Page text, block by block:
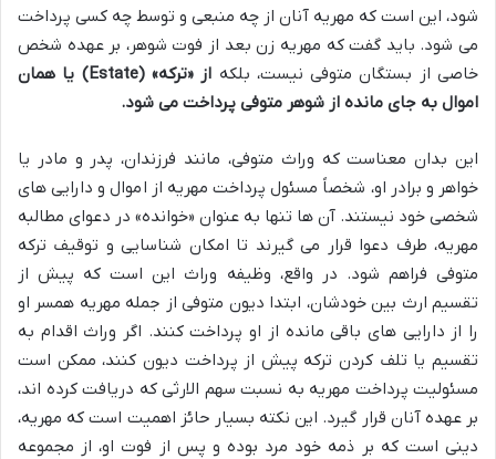
شود، این است که مهریه آنان از چه منبعی و توسط چه کسی پرداخت
می شود. باید گفت که مهریه زن بعد از فوت شوهر، بر عهده شخص
خاصی از بستگان متوفی نیست، بلکه
از «ترکه» (Estate) یا همان
اموال به جای مانده از شوهر متوفی پرداخت می شود.
این بدان معناست که وراث متوفی، مانند فرزندان، پدر و مادر یا
خواهر و برادر او، شخصاً مسئول پرداخت مهریه از اموال و دارایی های
شخصی خود نیستند. آن ها تنها به عنوان «خوانده» در دعوای مطالبه
مهریه، طرف دعوا قرار می گیرند تا امکان شناسایی و توقیف ترکه
متوفی فراهم شود. در واقع، وظیفه وراث این است که پیش از
تقسیم ارث بین خودشان، ابتدا دیون متوفی از جمله مهریه همسر او
را از دارایی های باقی مانده از او پرداخت کنند. اگر وراث اقدام به
تقسیم یا تلف کردن ترکه پیش از پرداخت دیون کنند، ممکن است
مسئولیت پرداخت مهریه به نسبت سهم الارثی که دریافت کرده اند،
بر عهده آنان قرار گیرد. این نکته بسیار حائز اهمیت است که مهریه،
دینی است که بر ذمه خود مرد بوده و پس از فوت او، از مجموعه